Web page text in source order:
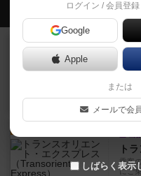
会員
ルール/インスト
イス
なた
約2時
ト
乗客
にご
ログイン / 会員登録
Google
Apple
または
メールで会
しばらく表示